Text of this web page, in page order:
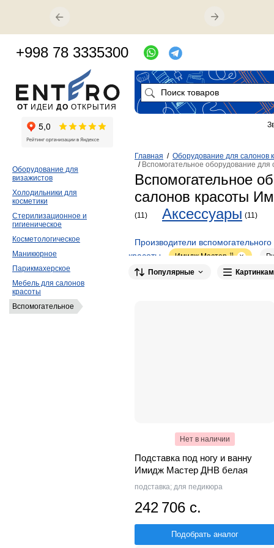
Главная / Оборудование для салонов
/ Вспомогательное оборудование
Вспомогательное
салонов красоты
(11) Аксессуары (11)
Производители
красоты
Имидж Мастер 11
Популярные
Нет в наличии
Подставка под ногу и ванну
Имидж Мастер ДНВ белая
подставка; для педикюра
242 706 с.
Подобрать аналог
Оборудование для
визажистов
Холодильники для
косметики
Стерилизационное и
гигиеническое
Косметологическое
Маникюрное
Парикмахерское
Мебель для салонов
красоты
Вспомогательное
ОТ ИДЕИ ДО ОТКРЫТИЯ
+998 78 3335300